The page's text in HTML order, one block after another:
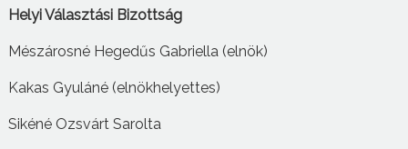
Helyi Választási Bizottság
Mészárosné Hegedűs Gabriella (elnök)
Kakas Gyuláné (elnökhelyettes)
Sikéné Ozsvárt Sarolta